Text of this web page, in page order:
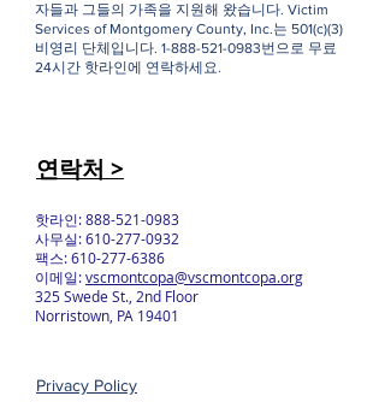
자들과 그들의 가족을 지원해 왔습니다. Victim
Services of Montgomery County, Inc.는 501(c)(3)
비영리 단체입니다. 1-888-521-0983번으로 무료
24시간 핫라인에 연락하세요.
연락처 >
핫라인:888-521-0983
사무실:610-277-0932
팩스:610-277-6386
이메일:vscmontcopa@vscmontcopa.org
325 Swede St., 2nd Floor
Norristown, PA 19401
Privacy Policy